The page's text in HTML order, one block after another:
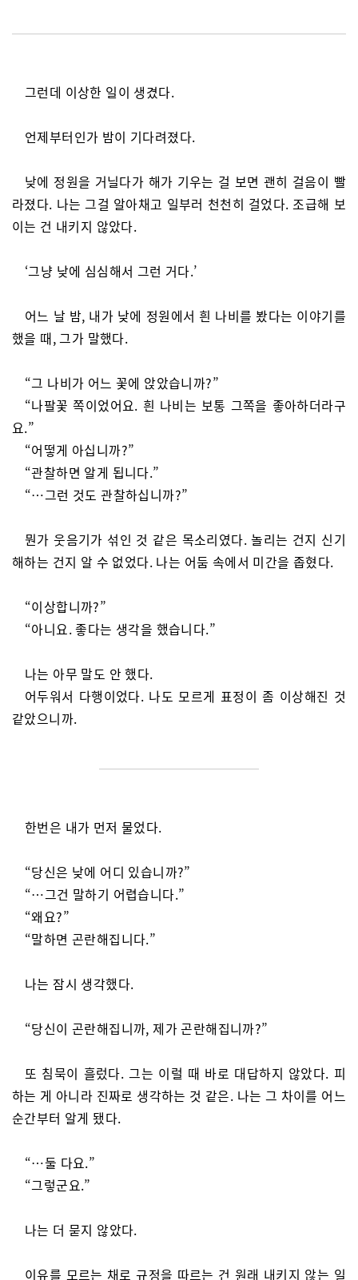
그런데 이상한 일이 생겼다.
언제부터인가 밤이 기다려졌다.
낮에 정원을 거닐다가 해가 기우는 걸 보면 괜히 걸음이 빨
라졌다. 나는 그걸 알아채고 일부러 천천히 걸었다. 조급해 보
이는 건 내키지 않았다.
‘그냥 낮에 심심해서 그런 거다.’
어느 날 밤, 내가 낮에 정원에서 흰 나비를 봤다는 이야기를
했을 때, 그가 말했다.
“그 나비가 어느 꽃에 앉았습니까?”
“나팔꽃 쪽이었어요. 흰 나비는 보통 그쪽을 좋아하더라구
요.”
“어떻게 아십니까?”
“관찰하면 알게 됩니다.”
“…그런 것도 관찰하십니까?”
뭔가 웃음기가 섞인 것 같은 목소리였다. 놀리는 건지 신기
해하는 건지 알 수 없었다. 나는 어둠 속에서 미간을 좁혔다.
“이상합니까?”
“아니요. 좋다는 생각을 했습니다.”
나는 아무 말도 안 했다.
어두워서 다행이었다. 나도 모르게 표정이 좀 이상해진 것
같았으니까.
한번은 내가 먼저 물었다.
“당신은 낮에 어디 있습니까?”
“…그건 말하기 어렵습니다.”
“왜요?”
“말하면 곤란해집니다.”
나는 잠시 생각했다.
“당신이 곤란해집니까, 제가 곤란해집니까?”
또 침묵이 흘렀다. 그는 이럴 때 바로 대답하지 않았다. 피
하는 게 아니라 진짜로 생각하는 것 같은. 나는 그 차이를 어느
순간부터 알게 됐다.
“…둘 다요.”
“그렇군요.”
나는 더 묻지 않았다.
이유를 모르는 채로 규정을 따르는 건 원래 내키지 않는 일